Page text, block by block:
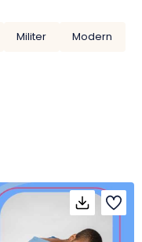
Militer
Modern